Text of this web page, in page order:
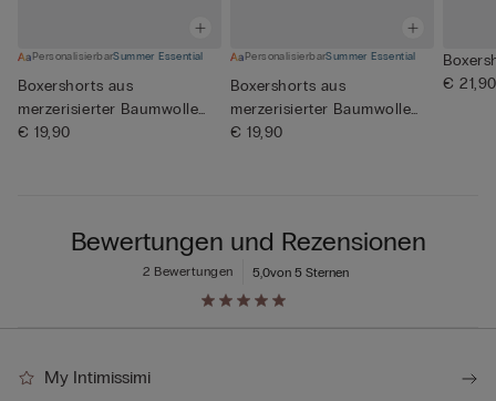
PersonalisierbarSummer Essential
Boxershorts aus
merzerisierter Baumwolle
filo Prem...
€ 19,90
PersonalisierbarSummer Essential
Boxershorts aus
merzerisierter Baumwolle
filo Prem...
€ 19,90
€ 21,90
Bewertungen und Rezensionen
5,0von 5 Sternen
2 Bewertungen
My Intimissimi